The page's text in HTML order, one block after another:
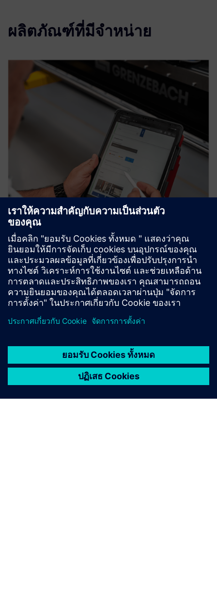
ผลิตภัณฑ์ที่มีจำหน่าย
SERICY.assist Recorder
Transform manual documentation into digital data
effortlessly with SERICY.assist Recorder. Create custom
forms - no coding required.
เรียนรู้เพิ่มเติม